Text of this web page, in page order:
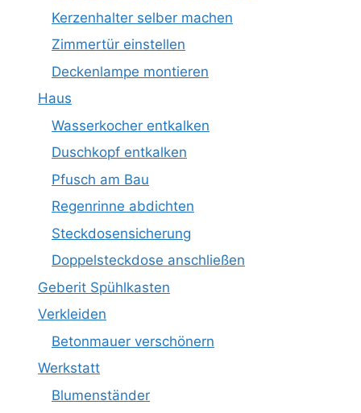
Kerzenhalter selber machen
Zimmertür einstellen
Deckenlampe montieren
Haus
Wasserkocher entkalken
Duschkopf entkalken
Pfusch am Bau
Regenrinne abdichten
Steckdosensicherung
Doppelsteckdose anschließen
Geberit Spühlkasten
Verkleiden
Betonmauer verschönern
Werkstatt
Blumenständer